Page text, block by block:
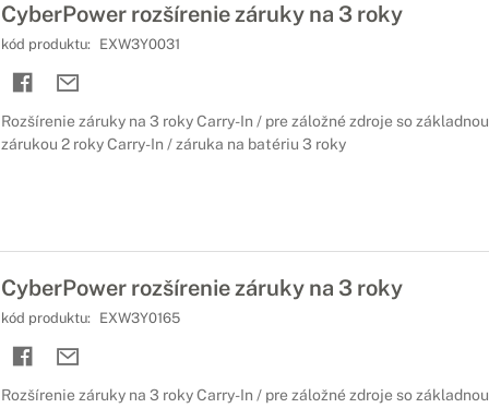
CyberPower rozšírenie záruky na 3 roky
kód produktu: EXW3Y0031
Rozšírenie záruky na 3 roky Carry-In / pre záložné zdroje so základnou
zárukou 2 roky Carry-In / záruka na batériu 3 roky
CyberPower rozšírenie záruky na 3 roky
kód produktu: EXW3Y0165
Rozšírenie záruky na 3 roky Carry-In / pre záložné zdroje so základnou